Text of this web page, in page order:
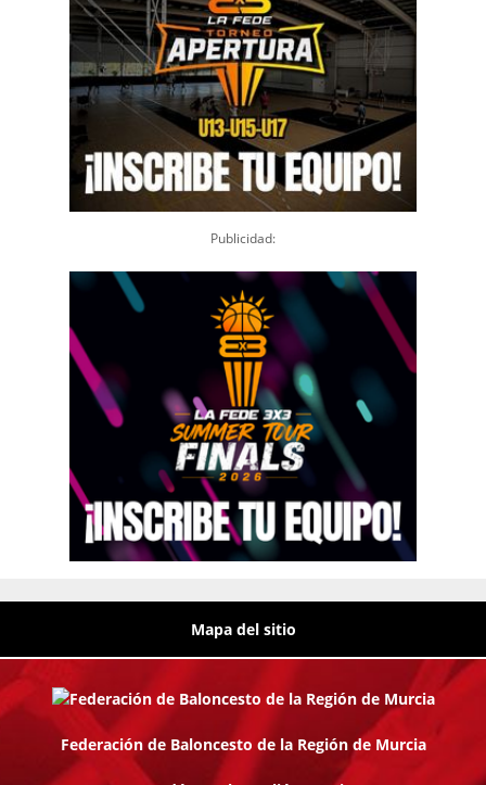
Publicidad:
Mapa del sitio
Federación de Baloncesto de la Región de Murcia